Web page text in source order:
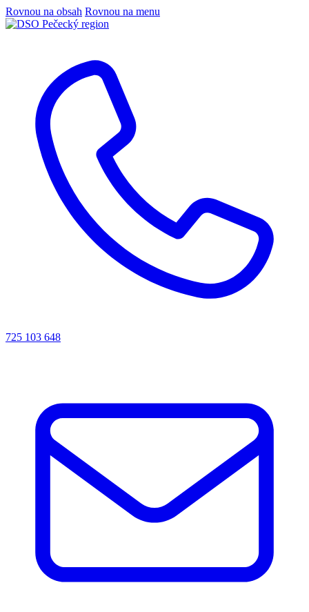
Rovnou na obsah Rovnou na menu
725 103 648